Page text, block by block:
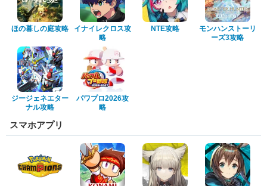
ほの暮しの庭攻略
イナイレクロス攻
略
NTE攻略
モンハンストーリ
ーズ3攻略
ジージェネエター
ナル攻略
パワプロ2026攻
略
スマホアプリ